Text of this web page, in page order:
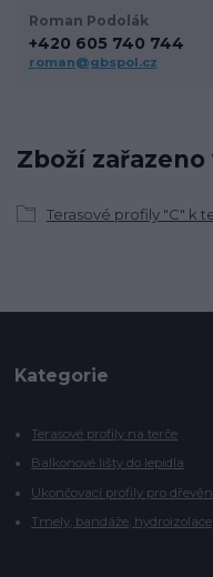
Zboží
Terasové profily "C" k
Roman Podolák
+420 605 740 744
roman@gbspol.cz
Kategorie
Terasové profily na terče
Balkonové lišty do lepidla
Ukončovací profily pro
Tmely, bandáže, hydroizolace